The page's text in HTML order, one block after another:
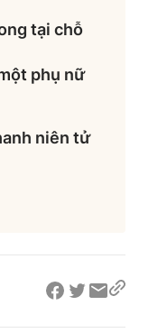
tại chỗ
phụ nữ
niên tử